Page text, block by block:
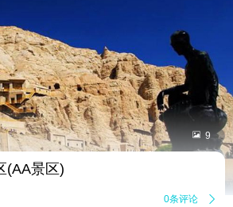
 9
(AA景区)
0条评论 